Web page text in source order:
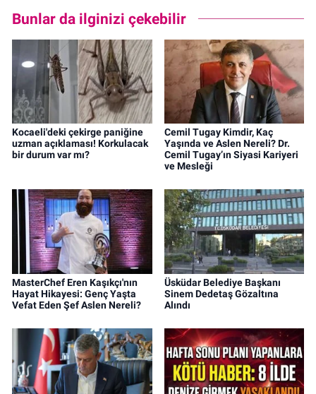
Bunlar da ilginizi çekebilir
Kocaeli'deki çekirge paniğine
uzman açıklaması! Korkulacak
bir durum var mı?
Cemil Tugay Kimdir, Kaç
Yaşında ve Aslen Nereli? Dr.
Cemil Tugay’ın Siyasi Kariyeri
ve Mesleği
MasterChef Eren Kaşıkçı'nın
Hayat Hikayesi: Genç Yaşta
Vefat Eden Şef Aslen Nereli?
Üsküdar Belediye Başkanı
Sinem Dedetaş Gözaltına
Alındı